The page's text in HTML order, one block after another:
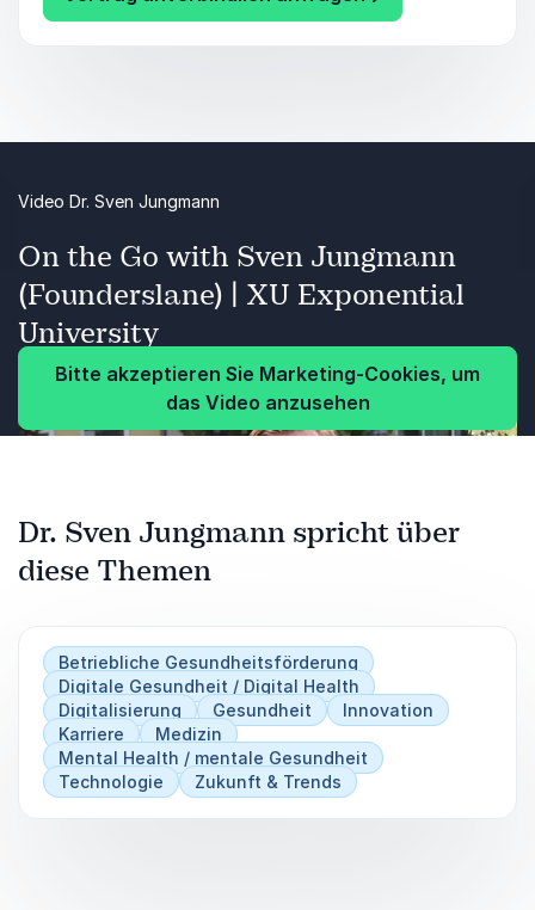
On the Go with Sven Jungmann
(Founderslane) | XU Exponential
University
Video Dr. Sven Jungmann
Bitte akzeptieren Sie Marketing-Cookies, um
das Video anzusehen
Dr. Sven Jungmann spricht über
diese Themen
Betriebliche Gesundheitsförderung
Digitale Gesundheit / Digital Health
Digitalisierung
Gesundheit
Innovation
Karriere
Medizin
Mental Health / mentale Gesundheit
Technologie
Zukunft & Trends